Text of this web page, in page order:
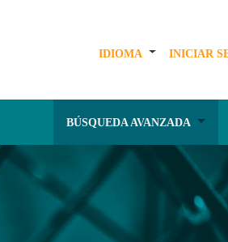
IDIOMA INICIAR
BÚSQUEDA AVANZADA